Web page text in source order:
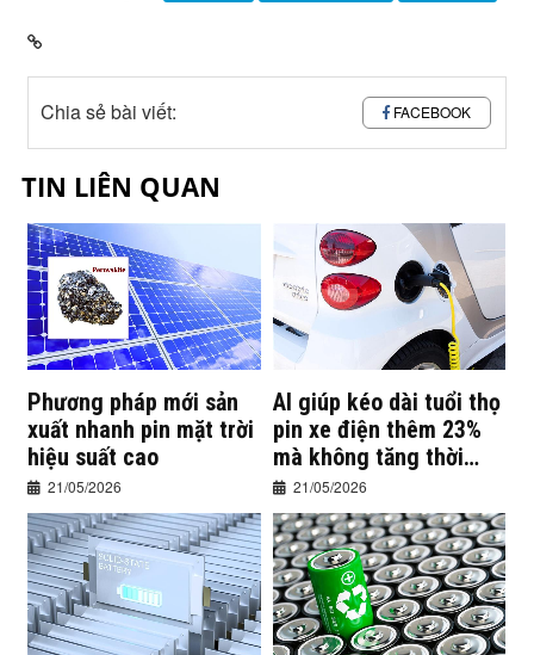
Chia sẻ bài viết: FACEBOOK
TIN LIÊN QUAN
Phương pháp mới sản
xuất nhanh pin mặt trời
hiệu suất cao
21/05/2026
AI giúp kéo dài tuổi thọ
pin xe điện thêm 23%
mà không tăng thời
gian sạc
21/05/2026